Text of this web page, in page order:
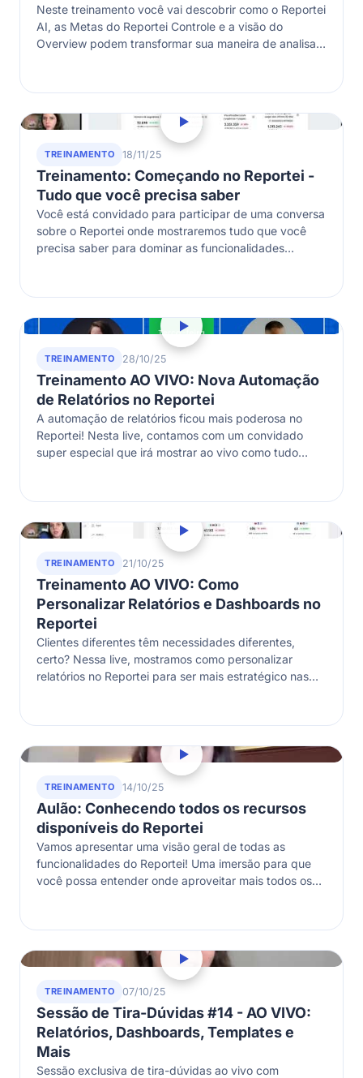
Neste treinamento você vai descobrir como o Reportei
AI, as Metas do Reportei Controle e a visão do
Overview podem transformar sua maneira de analisar
TREINAMENTO 18/11/25
Treinamento: Começando no Reportei -
Tudo que você precisa saber
Você está convidado para participar de uma conversa
sobre o Reportei onde mostraremos tudo que você
precisa saber para dominar as funcionalidades
TREINAMENTO 28/10/25
Treinamento AO VIVO: Nova Automação
de Relatórios no Reportei
A automação de relatórios ficou mais poderosa no
Reportei! Nesta live, contamos com um convidado
super especial que irá mostrar ao vivo como tudo
TREINAMENTO 21/10/25
Treinamento AO VIVO: Como
Personalizar Relatórios e Dashboards no
Reportei
Clientes diferentes têm necessidades diferentes,
certo? Nessa live, mostramos como personalizar
relatórios no Reportei para ser mais estratégico nas
TREINAMENTO 14/10/25
Aulão: Conhecendo todos os recursos
disponíveis do Reportei
Vamos apresentar uma visão geral de todas as
funcionalidades do Reportei! Uma imersão para que
você possa entender onde aproveitar mais todos os
TREINAMENTO 07/10/25
Sessão de Tira-Dúvidas #14 - AO VIVO:
Relatórios, Dashboards, Templates e
Mais
Sessão exclusiva de tira-dúvidas ao vivo com